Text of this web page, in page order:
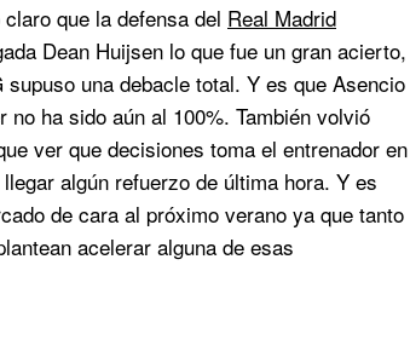
que la defensa del Real Madrid
Dean Huijsen lo que fue un gran acierto,
una debacle total. Y es que Asencio
ha sido aún al 100%. También volvió
ver que decisiones toma el entrenador en
algún refuerzo de última hora. Y es
de cara al próximo verano ya que tanto
acelerar alguna de esas